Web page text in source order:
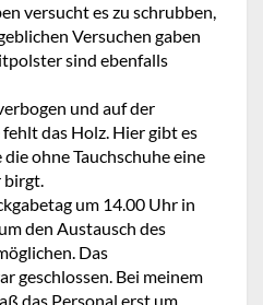
versucht es zu schrubben,
Versuchen gaben
sind ebenfalls
und auf der
das Holz. Hier gibt es
ohne Tauchschuhe eine
birgt.
um 14.00 Uhr in
den Austausch des
Das
geschlossen. Bei meinem
das Personal erst um